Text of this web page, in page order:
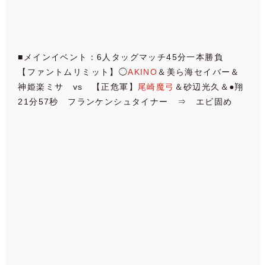
■メインイベント：6人タッグマッチ45分一本勝負
【ファントムリミット】◯AKINO ＆美ら海セイバー＆
神姫楽ミサ vs 【正危軍】 尾崎魔弓 ＆砂辺光久＆●翔
21分57秒 フランケンシュタイナー ⇒ エビ固め